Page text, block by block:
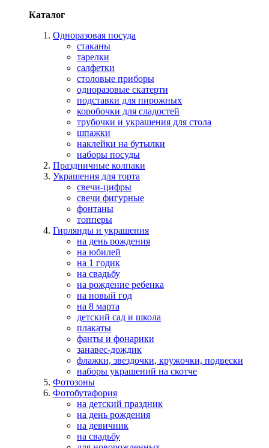
Каталог
Одноразовая посуда
стаканы
тарелки
салфетки
столовые приборы
одноразовые скатерти
подставки для пирожных
коробочки для сладостей
трубочки и украшения для стола
шпажки
наклейки на бутылки
наборы посуды
Праздничные колпаки
Украшения для торта
свечи-цифры
свечи фигурные
фонтаны
топперы
Гирлянды и украшения
на день рождения
на юбилей
на 1 годик
на свадьбу
на рождение ребенка
на новый год
на 8 марта
детский сад и школа
плакаты
фанты и фонарики
занавес-дождик
флажки, звездочки, кружочки, подвески
наборы украшений на скотче
Фотозоны
Фотобутафория
на детский праздник
на день рождения
на девичник
на свадьбу